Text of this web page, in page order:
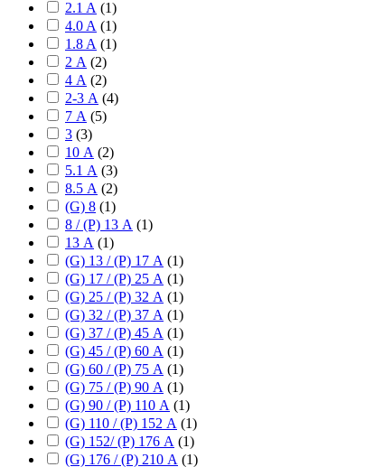
2.1 A (1)
4.0 A (1)
1.8 A (1)
2 А (2)
4 А (2)
2-3 А (4)
7 А (5)
3 (3)
10 А (2)
5.1 А (3)
8.5 А (2)
(G) 8 (1)
8 / (P) 13 А (1)
13 А (1)
(G) 13 / (P) 17 А (1)
(G) 17 / (P) 25 А (1)
(G) 25 / (P) 32 А (1)
(G) 32 / (P) 37 А (1)
(G) 37 / (P) 45 А (1)
(G) 45 / (P) 60 А (1)
(G) 60 / (P) 75 А (1)
(G) 75 / (P) 90 А (1)
(G) 90 / (P) 110 А (1)
(G) 110 / (P) 152 А (1)
(G) 152/ (P) 176 А (1)
(G) 176 / (P) 210 А (1)